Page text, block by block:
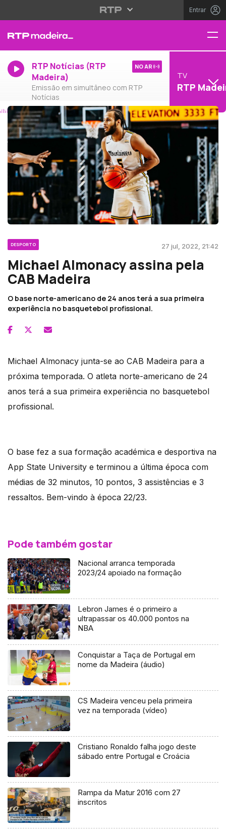
Entrar
RTP Notícias (RTP
Madeira)
Emissão em simultâneo com RTP
Notícias
NO AR
TV
RTP
DESPORTO 27 jul, 2022, 21:42
Michael Almonacy assina pela
CAB Madeira
O base norte-americano de 24 anos terá a sua primeira
experiência no basquetebol profissional.
Michael Almonacy junta-se ao CAB Madeira para a
próxima temporada. O atleta norte-americano de 24
anos terá a sua primeira experiência no basquetebol
profissional.
O base fez a sua formação académica e desportiva na
App State University e terminou a última época com
médias de 32 minutos, 10 pontos, 3 assistências e 3
ressaltos. Bem-vindo à época 22/23.
Pode também gostar
Nacional arranca temporada
2023/24 apoiado na formação
Lebron James é o primeiro a
ultrapassar os 40.000 pontos na
NBA
Conquistar a Taça de Portugal em
nome da Madeira (áudio)
CS Madeira venceu pela primeira
vez na temporada (vídeo)
Cristiano Ronaldo falha jogo deste
sábado entre Portugal e Croácia
Rampa da Matur 2016 com 27
inscritos